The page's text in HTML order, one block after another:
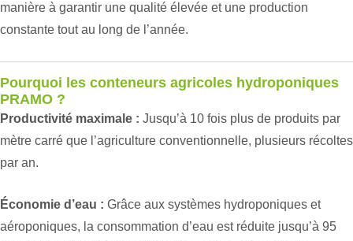
manière à garantir une qualité élevée et une production
constante tout au long de l’année.
Pourquoi les conteneurs agricoles hydroponiques
PRAMO ?
Productivité maximale : Jusqu’à 10 fois plus de produits par
mètre carré que l’agriculture conventionnelle, plusieurs récoltes
par an.
Économie d’eau : Grâce aux systèmes hydroponiques et
aéroponiques, la consommation d’eau est réduite jusqu’à 95